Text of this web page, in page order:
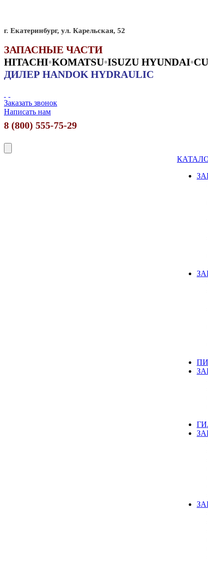
г. Екатеринбург, ул. Карельская, 52
ЗАПАСНЫЕ ЧАСТИ
HITACHI•KOMATSU•ISUZU HYUNDAI•
ДИЛЕР HANDOK HYDRAULIC
Заказать звонок
Написать нам
8 (800) 555-75-29